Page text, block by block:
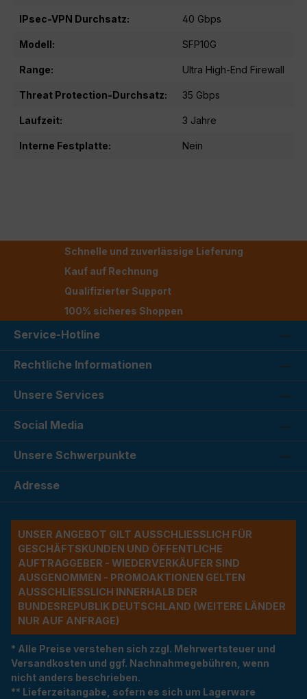
IPsec-VPN Durchsatz: 40 Gbps
Modell: SFP10G
Range: Ultra High-End Firewall
Threat Protection-Durchsatz: 35 Gbps
Laufzeit: 3 Jahre
Interne Festplatte: Nein
Schnelle und zuverlässige Lieferung
Kauf auf Rechnung
Qualifizierter Support
100% sicheres Shoppen
Service-Hotline
Rechtliche Informationen
Unsere Services
Social Media
Unsere Schwerpunkte
Adresse
UNSER ANGEBOT GILT AUSSCHLIESSLICH FÜR G
ESCHÄFTSKUNDEN UND ÖFFENTLICHE A
UFTRAGGEBER - WIEDERVERKÄUFER SIND A
USGENOMMEN - PROMOAKTIONEN GELTEN A
USSCHLIESSLICH INNERHALB DER BU
NDESREPUBLIK DEUTSCHLAND (WEITERE LÄNDER NU
R AUF ANFRAGE)
* Alle Preise verstehen sich zzgl. Mehrwertsteuer und
Versandkosten und ggf. Nachnahmegebühren, wenn
nicht anders beschrieben.
** Lieferzeitangabe, sofern es sich um Lagerware